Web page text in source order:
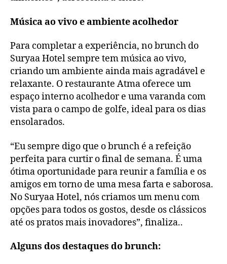
Música ao vivo e ambiente acolhedor
Para completar a experiência, no brunch do
Suryaa Hotel sempre tem música ao vivo,
criando um ambiente ainda mais agradável e
relaxante. O restaurante Atma oferece um
espaço interno acolhedor e uma varanda com
vista para o campo de golfe, ideal para os dias
ensolarados.
“Eu sempre digo que o brunch é a refeição
perfeita para curtir o final de semana. É uma
ótima oportunidade para reunir a família e os
amigos em torno de uma mesa farta e saborosa.
No Suryaa Hotel, nós criamos um menu com
opções para todos os gostos, desde os clássicos
até os pratos mais inovadores”, finaliza..
Alguns dos destaques do brunch: